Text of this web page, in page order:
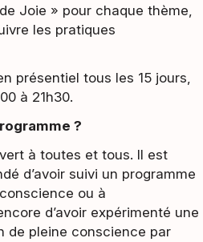
Joie » pour chaque thème,
les pratiques
présentiel tous les 15 jours,
à 21h30.
?
à toutes et tous. Il est
d’avoir suivi un programme
ou à
d’avoir expérimenté une
de pleine conscience par